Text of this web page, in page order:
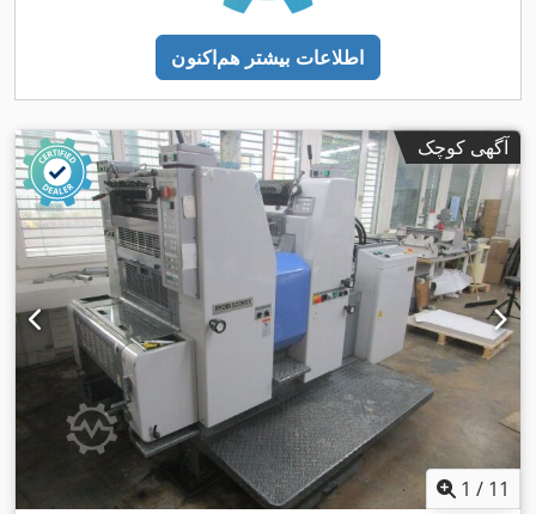
اطلاعات بیشتر هم‌اکنون
آگهی کوچک
1 / 11